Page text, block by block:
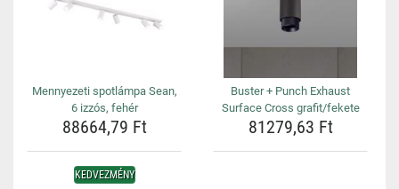
Mennyezeti spotlámpa Sean,
6 izzós, fehér
88664,79 Ft
Buster + Punch Exhaust
Surface Cross grafit/fekete
81279,63 Ft
KEDVEZMÉNY